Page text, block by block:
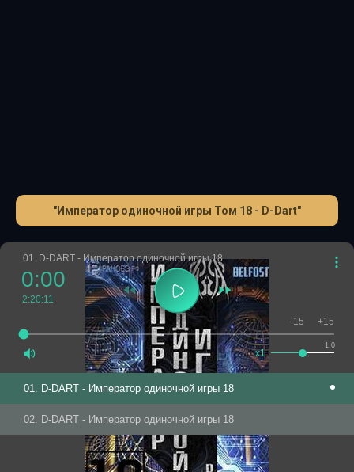
"Император одиночной игры Том 18 - D-Dart"
01. D-DART - Император одиночной игры 18
0:00
2:20:11
1.0
x1
-15 +15
01. D-DART - Император одиночной игры 18
02. D-DART - Император одиночной игры 18